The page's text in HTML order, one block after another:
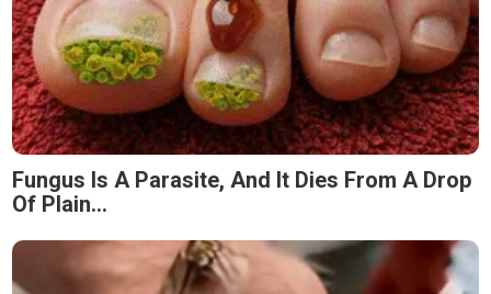
Fungus Is A Parasite, And It Dies From A Drop
Of Plain...